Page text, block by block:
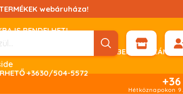
webáruháza!
IS RENDELHET!
SZÜKSÉG ESETÉN KÉRHET DÍJBEKÉRŐ
+3630/504-5572
Hétköznapokon